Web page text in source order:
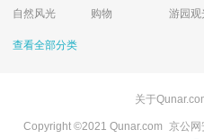
自然风光 购物 游园观
查看全部分类
关于
Copyright ©2021 Qunar.com 京公